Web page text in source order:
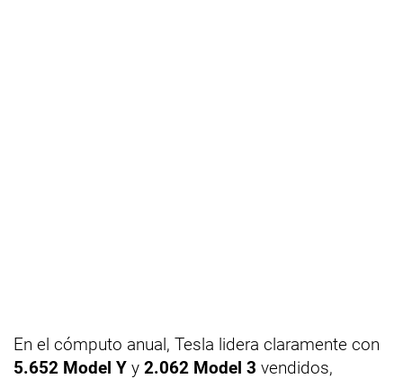
En el cómputo anual, Tesla lidera claramente con
5.652 Model Y y 2.062 Model 3 vendidos,